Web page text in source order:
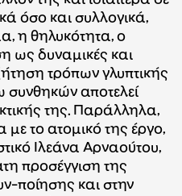
όσο και συλλογικά,
η θηλυκότητα, ο
ως δυναμικές και
τρόπων γλυπτικής
αποτελεί
της. Παράλληλα,
το ατομικό της έργο,
Ιλεάνα Αρναούτου,
προσέγγιση της
ποίησης και στην